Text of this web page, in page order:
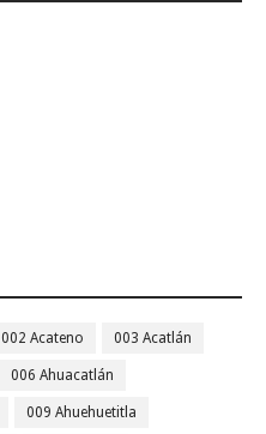
002 Acateno 003 Acatlán
006 Ahuacatlán
009 Ahuehuetitla